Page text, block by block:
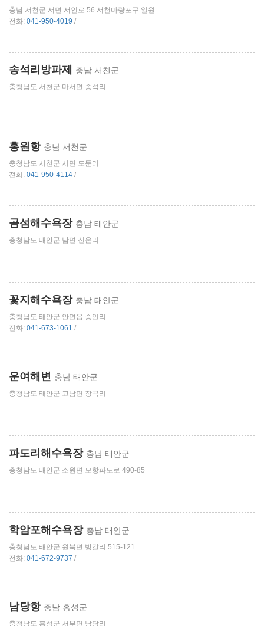
충남 서천군 서면 서인로 56 서천마량포구 일원
전화: 041-950-4019 /
송석리방파제 충남 서천군
충청남도 서천군 마서면 송석리
홍원항 충남 서천군
충청남도 서천군 서면 도둔리
전화: 041-950-4114 /
곰섬해수욕장 충남 태안군
충청남도 태안군 남면 신온리
꽃지해수욕장 충남 태안군
충청남도 태안군 안면읍 승언리
전화: 041-673-1061 /
운여해변 충남 태안군
충청남도 태안군 고남면 장곡리
파도리해수욕장 충남 태안군
충청남도 태안군 소원면 모항파도로 490-85
학암포해수욕장 충남 태안군
충청남도 태안군 원북면 방갈리 515-121
전화: 041-672-9737 /
남당항 충남 홍성군
충청남도 홍성군 서부면 남당리